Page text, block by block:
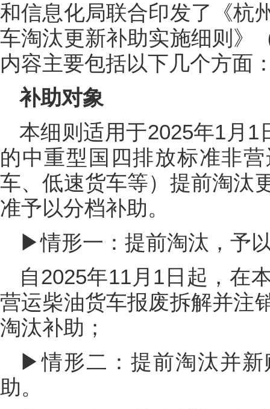
和信息化局联合印发了《杭
车淘汰更新补助实施细则》
内容主要包括以下几个方面
补助对象
本细则适用于2025年1月
的中重型国四排放标准非
车、低速货车等）提前淘汰
准予以分档补助。
▶情形一：提前淘汰，予
自2025年11月1日起，在
营运柴油货车报废拆解并注
淘汰补助；
▶情形二：提前淘汰并
助。